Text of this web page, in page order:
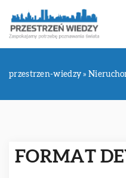
przestrzen-wiedzy »
FORMAT